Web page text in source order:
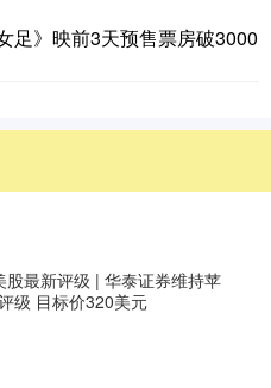
足》映前3天预售票房破3000
股最新评级 | 华泰证券维持苹
级 目标价320美元